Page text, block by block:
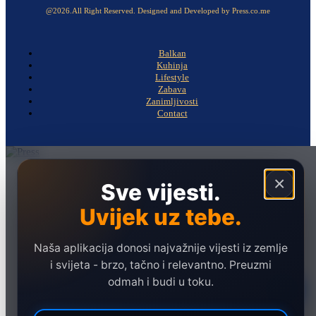
@2026.All Right Reserved. Designed and Developed by Press.co.me
Balkan
Kuhinja
Lifestyle
Zabava
Zanimljivosti
Contact
×
Sve vijesti.
Uvijek uz tebe.
Naša aplikacija donosi najvažnije vijesti iz zemlje
i svijeta - brzo, tačno i relevantno. Preuzmi
odmah i budi u toku.
Ekonomija